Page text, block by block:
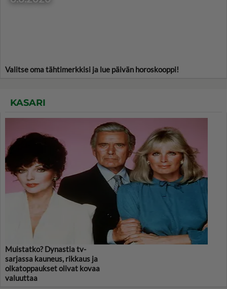
Valitse oma tähtimerkkisi ja lue päivän horoskooppi!
KASARI
Muistatko? Dynastia tv-
sarjassa kauneus, rikkaus ja
olkatoppaukset olivat kovaa
valuuttaa